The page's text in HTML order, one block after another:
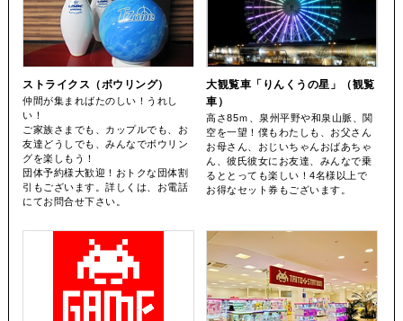
ストライクス（ボウリング）
仲間が集まればたのしい！うれし
い！
ご家族さまでも、カップルでも、お
友達どうしでも、みんなでボウリン
グを楽しもう！
団体予約様大歓迎！おトクな団体割
引もございます。詳しくは、お電話
にてお問合せ下さい。
大観覧車「りんくうの星」（観覧
車）
高さ85ｍ、泉州平野や和泉山脈、関
空を一望！僕もわたしも、お父さん
お母さん、おじいちゃんおばあちゃ
ん、彼氏彼女にお友達、みんなで乗
るととっても楽しい！4名様以上で
お得なセット券もございます。